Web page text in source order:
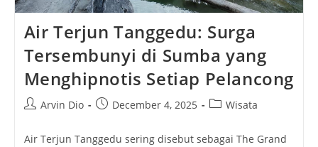
Air Terjun Tanggedu: Surga
Tersembunyi di Sumba yang
Menghipnotis Setiap Pelancong
PostArvin Dio
PostDecember 4, 2025
PostWisata
Air Terjun Tanggedu sering disebut sebagai The Grand